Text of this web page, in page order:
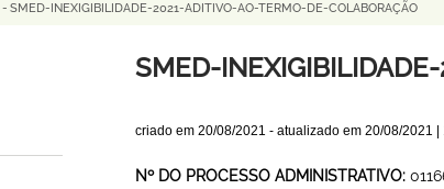
- SMED-INEXIGIBILIDADE-2021-ADITIVO-AO-TERMO-DE-COLABORAÇÃO
SMED-
criado em 20/08/2021 - atualizado em 20/08/2021 |
Nº DO PROCESSO ADMINISTRATIVO: